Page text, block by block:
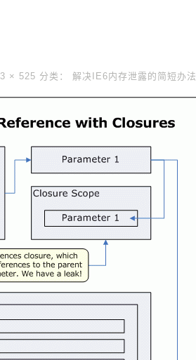
× 525 分类： 解决IE6内存泄露的简短办法